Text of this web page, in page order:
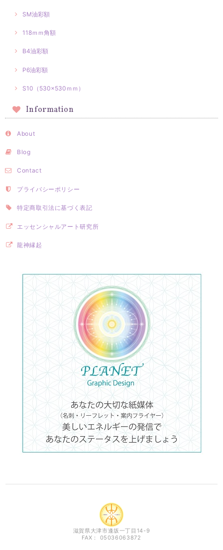
SM油彩額
118ｍｍ角額
B4油彩額
P6油彩額
S10（530×530ｍｍ）
Information
About
Blog
Contact
プライバシーポリシー
特定商取引法に基づく表記
エッセンシャルアート研究所
龍神縁起
滋賀県大津市逢坂一丁目14-9
FAX： 05036063872